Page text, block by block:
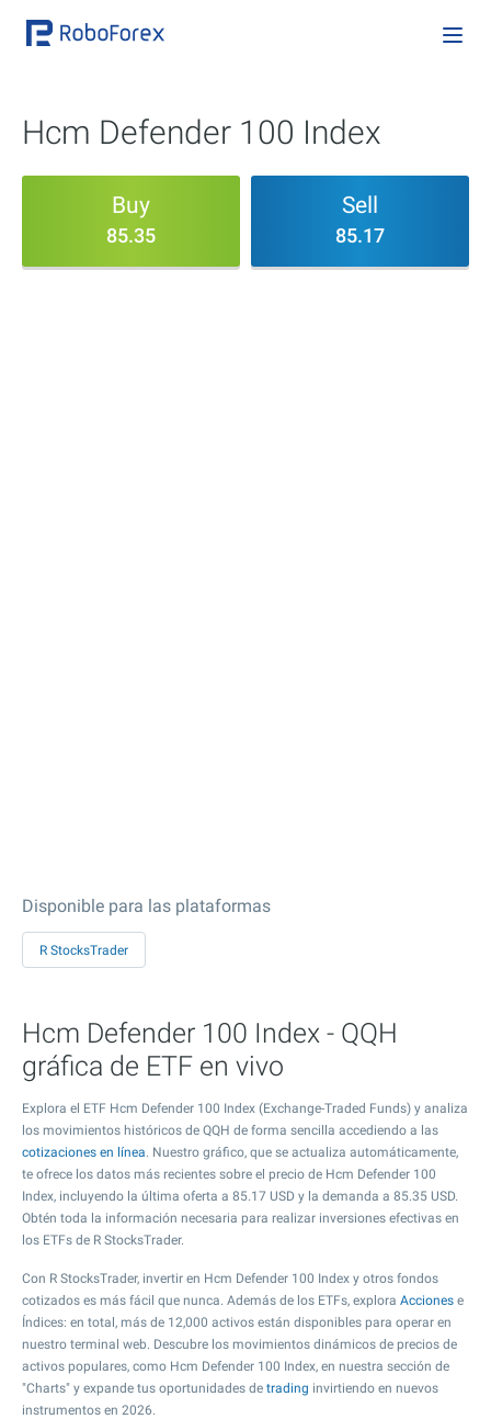
Hcm Defender 100 Index
Buy
85.35
Sell
85.17
Disponible para las plataformas
R StocksTrader
Hcm Defender 100 Index - QQH
gráfica de ETF en vivo
Explora el ETF Hcm Defender 100 Index (Exchange-Traded Funds) y analiza
los movimientos históricos de QQH de forma sencilla accediendo a las
cotizaciones en línea. Nuestro gráfico, que se actualiza automáticamente,
te ofrece los datos más recientes sobre el precio de Hcm Defender 100
Index, incluyendo la última oferta a 85.17 USD y la demanda a 85.35 USD.
Obtén toda la información necesaria para realizar inversiones efectivas en
los ETFs de R StocksTrader.
Con R StocksTrader, invertir en Hcm Defender 100 Index y otros fondos
cotizados es más fácil que nunca. Además de los ETFs, explora Acciones e
Índices: en total, más de 12,000 activos están disponibles para operar en
nuestro terminal web. Descubre los movimientos dinámicos de precios de
activos populares, como Hcm Defender 100 Index, en nuestra sección de
"Charts" y expande tus oportunidades de trading invirtiendo en nuevos
instrumentos en 2026.